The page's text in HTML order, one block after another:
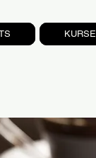
KURSE